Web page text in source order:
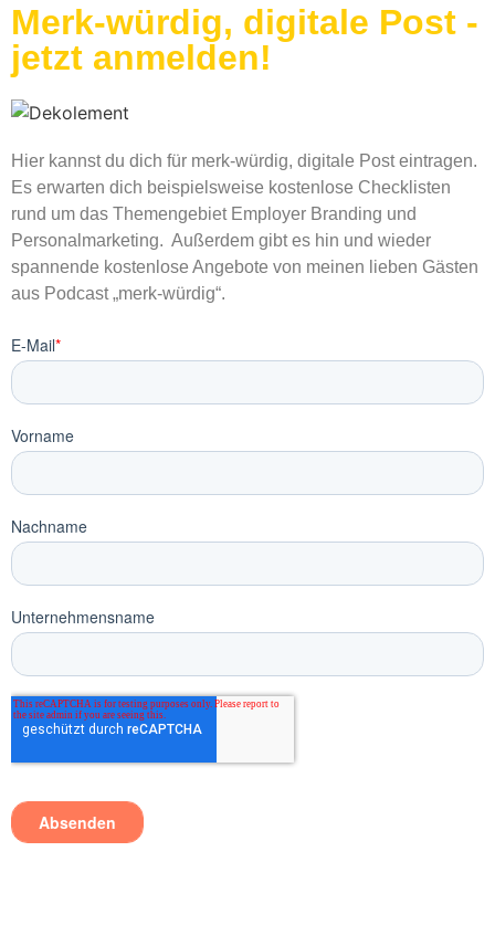
Merk-würdig, digitale Post -
jetzt anmelden!
Hier kannst du dich für merk-würdig, digitale Post eintragen.
Es erwarten dich beispielsweise kostenlose Checklisten
rund um das Themengebiet Employer Branding und
Personalmarketing. Außerdem gibt es hin und wieder
spannende kostenlose Angebote von meinen lieben Gästen
aus Podcast „merk-würdig“.